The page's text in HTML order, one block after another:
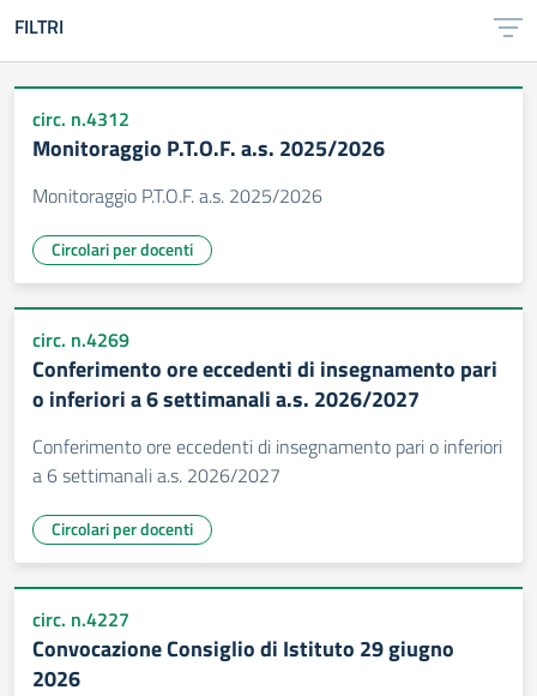
FILTRI
circ. n.4312
Monitoraggio P.T.O.F. a.s. 2025/2026
Monitoraggio P.T.O.F. a.s. 2025/2026
Circolari per docenti
circ. n.4269
Conferimento ore eccedenti di insegnamento pari
o inferiori a 6 settimanali a.s. 2026/2027
Conferimento ore eccedenti di insegnamento pari o inferiori
a 6 settimanali a.s. 2026/2027
Circolari per docenti
circ. n.4227
Convocazione Consiglio di Istituto 29 giugno
2026